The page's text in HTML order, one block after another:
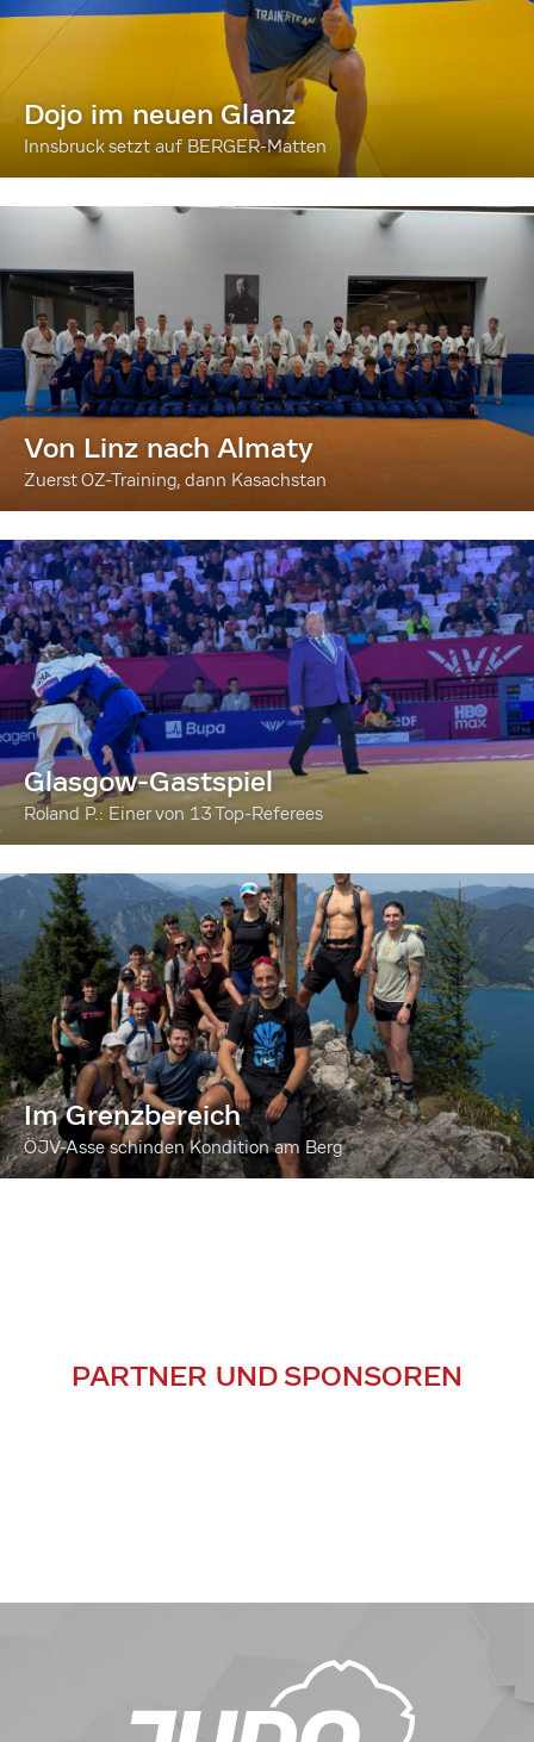
Dojo im neuen Glanz
Innsbruck setzt auf BERGER-Matten
Von Linz nach Almaty
Zuerst OZ-Training, dann Kasachstan
Glasgow-Gastspiel
Roland P.: Einer von 13 Top-Referees
Im Grenzbereich
ÖJV-Asse schinden Kondition am Berg
PARTNER UND SPONSOREN